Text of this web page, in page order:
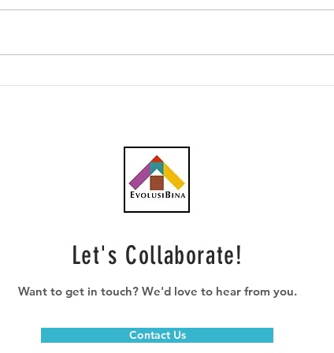
Let's Collaborate!
Want to get in touch? We'd love to hear from you.
Contact Us